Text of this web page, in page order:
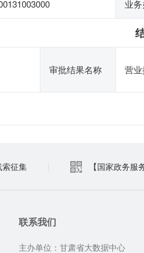
业
审批结果名称 营
索征集 【国家政务服
联系我们
主办单位：甘肃省大数据中心